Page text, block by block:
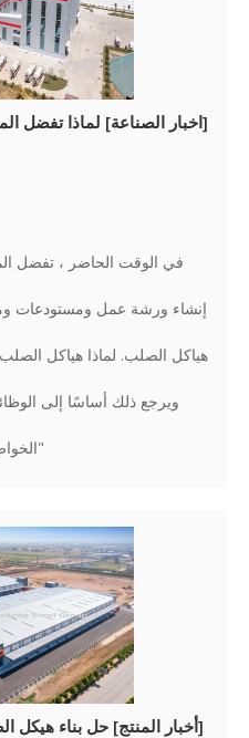
[اخبار الصناعة] لماذا تفضل
في الوقت الحاضر ، تفضل
إنشاء ورشة عمل ومستودعات
هياكل الصلب. لماذا هياكل
ويرجع ذلك أساسًا إلى
[أخبار المنتج] حل بناء هيكل